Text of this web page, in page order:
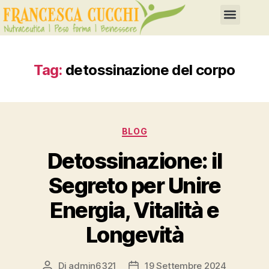
Tag: detossinazione del corpo
BLOG
Detossinazione: il
Segreto per Unire
Energia, Vitalità e
Longevità
Di admin6321 19 Settembre 2024